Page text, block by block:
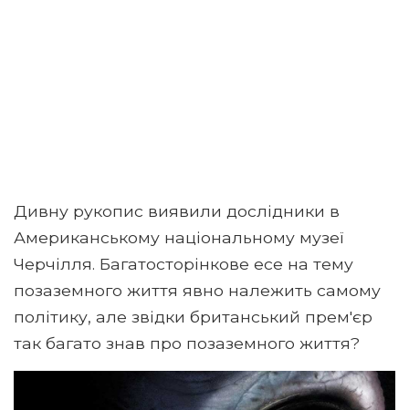
Дивну рукопис виявили дослідники в
Американському національному музеї
Черчілля. Багатосторінкове есе на тему
позаземного життя явно належить самому
політику, але звідки британський прем'єр
так багато знав про позаземного життя?